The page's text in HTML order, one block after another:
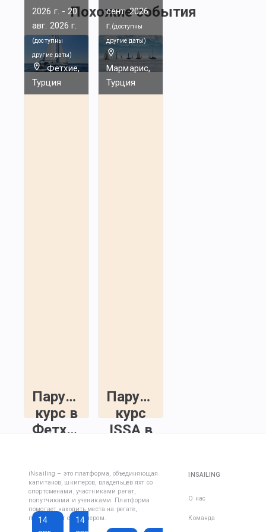
Похожие события
2026 г. - 20
авг. 2026 г.
(доступны
другие даты)
Фетхие,
Турция
Парусный
курс в
Фетхие
на
парусном
курсе
14
14
сент. 2026
г. (доступны
другие даты)
Мармарис,
Турция
Парусный
курс
ISSA в
Курс Inshore
Skipper
(капитан
прибрежного
плавания)
iNsailing – это платформа, объединяющая
капитанов, шкиперов, владельцев яхт со
спортсменами, участниками регат,
попутчиками и учениками. Платформа
помогает находить места на регате,
познакомит с шкипером.
INSAILING
О нас
Команда